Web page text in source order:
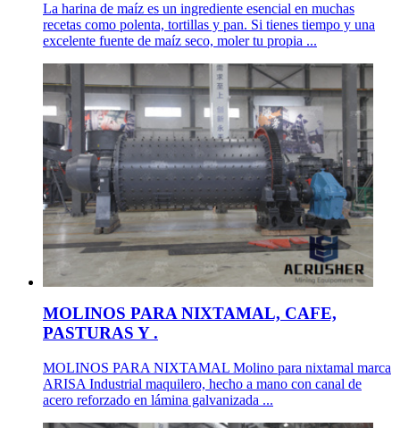
La harina de maíz es un ingrediente esencial en muchas
recetas como polenta, tortillas y pan. Si tienes tiempo y una
excelente fuente de maíz seco, moler tu propia ...
MOLINOS PARA NIXTAMAL, CAFE,
PASTURAS Y .
MOLINOS PARA NIXTAMAL Molino para nixtamal marca
ARISA Industrial maquilero, hecho a mano con canal de
acero reforzado en lámina galvanizada ...